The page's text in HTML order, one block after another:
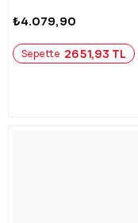
₺4.079,90
Sepette 2651,93 TL